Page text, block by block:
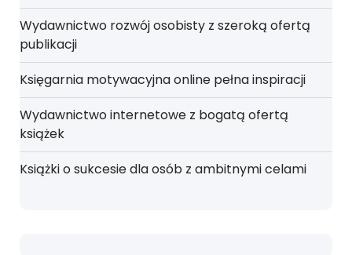
Wydawnictwo rozwój osobisty z szeroką ofertą
publikacji
Księgarnia motywacyjna online pełna inspiracji
Wydawnictwo internetowe z bogatą ofertą
książek
Książki o sukcesie dla osób z ambitnymi celami